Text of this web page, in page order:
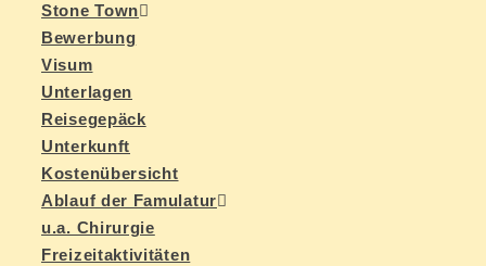
Stone Town
Be­wer­bung
Vi­sum
Un­ter­la­gen
Rei­se­ge­päck
Un­ter­kunft
Kos­ten­über­sicht
Ab­lauf der Famulatur
u.a. Chir­ur­gie
Frei­zeit­ak­ti­vi­tä­ten